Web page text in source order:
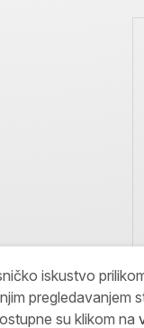
iskustvo
pregledavanjem
su klikom na